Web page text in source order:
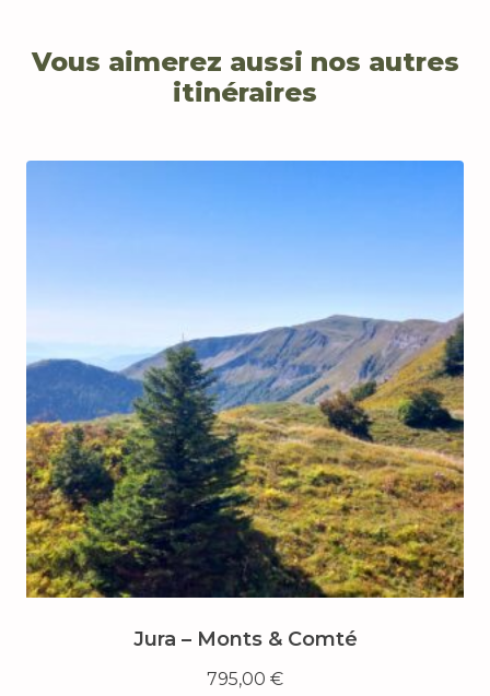
Vous aimerez aussi nos autres
itinéraires
Jura – Monts & Comté
795,00 €